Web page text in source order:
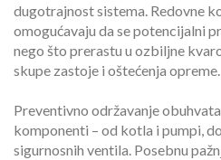
dugotrajnost sistema. Redovne
omogućavaju da se potencijalni
nego što prerastu u ozbiljne
skupe zastoje i oštećenja opreme.
Preventivno održavanje
komponenti – od kotla i pumpi,
sigurnosnih ventila. Posebnu